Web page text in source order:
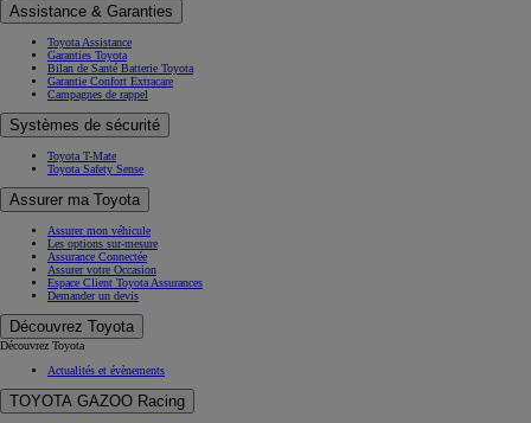
Assistance & Garanties
Toyota Assistance
Garanties Toyota
Bilan de Santé Batterie Toyota
Garantie Confort Extracare
Campagnes de rappel
Systèmes de sécurité
Toyota T-Mate
Toyota Safety Sense
Assurer ma Toyota
Assurer mon véhicule
Les options sur-mesure
Assurance Connectée
Assurer votre Occasion
Espace Client Toyota Assurances
Demander un devis
Découvrez Toyota
Découvrez Toyota
Actualités et évènements
TOYOTA GAZOO Racing